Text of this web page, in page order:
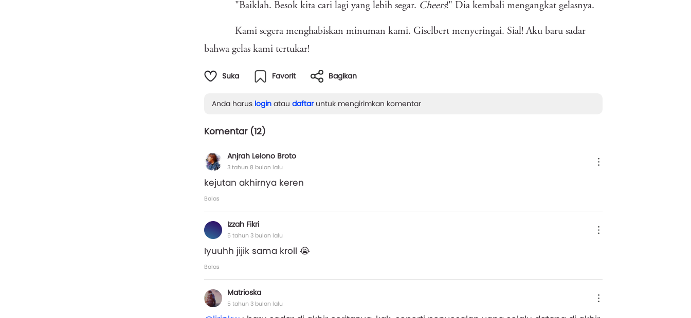
"Baiklah. Besok kita cari lagi yang lebih segar. Cheers!" Dia kembali mengangkat gelasnya.
Kami segera menghabiskan minuman kami. Giselbert menyeringai. Sial! Aku baru sadar
bahwa gelas kami tertukar!
Suka Favorit Bagikan
Anda harus login atau daftaruntuk mengirimkan komentar
Komentar (12)
Anjrah Lelono Broto
3 tahun 8 bulan lalu
kejutan akhirnya keren
Balas
Izzah Fikri
5 tahun 3 bulan lalu
Iyuuhh jijik sama kroll 😭
Balas
Matrioska
5 tahun 3 bulan lalu